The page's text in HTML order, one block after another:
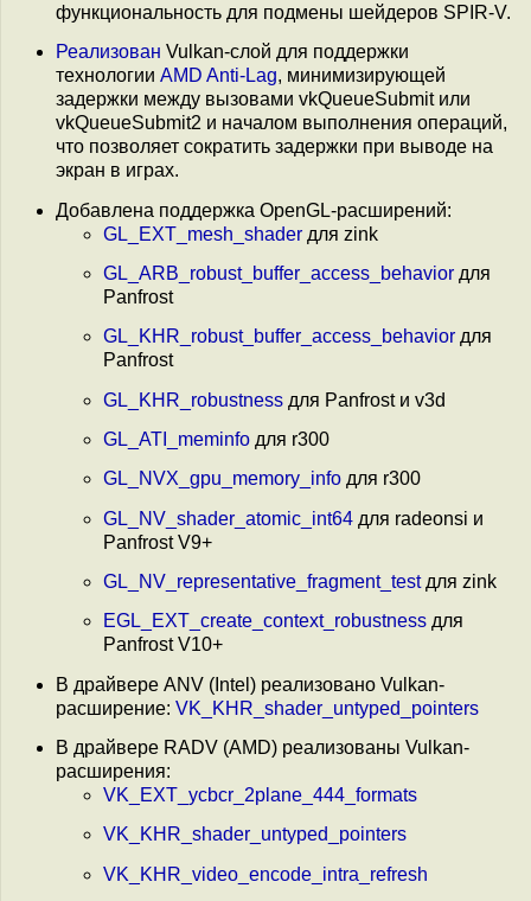
функциональность для подмены шейдеров SPIR-V.
Реализован Vulkan-слой для поддержки
технологии AMD Anti-Lag, минимизирующей
задержки между вызовами vkQueueSubmit или
vkQueueSubmit2 и началом выполнения операций,
что позволяет сократить задержки при выводе на
экран в играх.
Добавлена поддержка OpenGL-расширений:
GL_EXT_mesh_shader для zink
GL_ARB_robust_buffer_access_behavior для
Panfrost
GL_KHR_robust_buffer_access_behavior для
Panfrost
GL_KHR_robustness для Panfrost и v3d
GL_ATI_meminfo для r300
GL_NVX_gpu_memory_info для r300
GL_NV_shader_atomic_int64 для radeonsi и
Panfrost V9+
GL_NV_representative_fragment_testдля zink
EGL_EXT_create_context_robustness для
Panfrost V10+
В драйвере ANV (Intel) реализовано Vulkan-
расширение: VK_KHR_shader_untyped_pointers
В драйвере RADV (AMD) реализованы Vulkan-
расширения:
VK_EXT_ycbcr_2plane_444_formats
VK_KHR_shader_untyped_pointers
VK_KHR_video_encode_intra_refresh